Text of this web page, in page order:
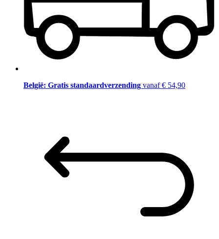
België: Gratis standaardverzending vanaf € 54,90